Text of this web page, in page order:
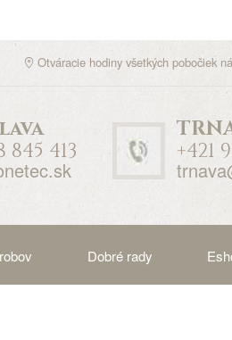
Otváracie hodiny všetkých pobočiek
845 413
+421
Dobré rady